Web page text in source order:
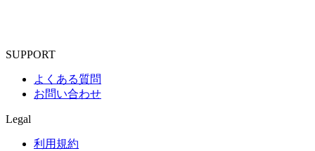
SUPPORT
よくある質問
お問い合わせ
Legal
利用規約